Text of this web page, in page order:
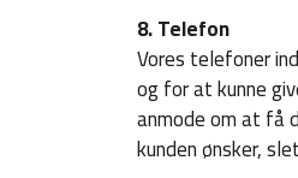
8. Telefon
Vores telefoner
og for at kunne
anmode om at få
kunden ønsker,